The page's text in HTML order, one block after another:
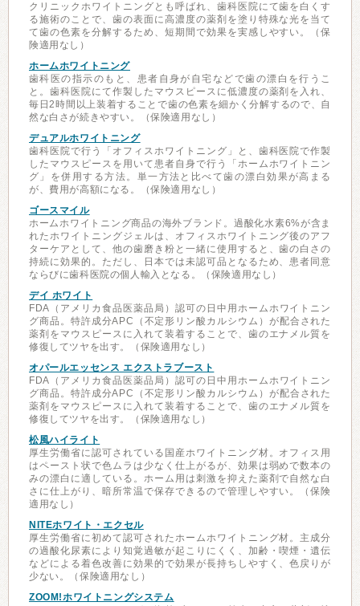
クリニックホワイトニングとも呼ばれ、歯科医院にて歯を白くす
る施術のことで、歯の表面に高濃度の薬剤を塗り特殊な光を当て
て歯の色素を分解するため、短期間で効果を実感しやすい。（保
険適用なし）
ホームホワイトニング
歯科医の指示のもと、患者自身が自宅などで歯の漂白を行うこ
と。歯科医院にて作製したマウスピースに低濃度の薬剤を入れ、
毎日2時間以上装着することで歯の色素を細かく分解するので、自
然な白さが続きやすい。（保険適用なし）
デュアルホワイトニング
歯科医院で行う「オフィスホワイトニング」と、歯科医院で作製
したマウスピースを用いて患者自身で行う「ホームホワイトニン
グ」を併用する方法。単一方法と比べて歯の漂白効果が高まる
が、費用が高額になる。（保険適用なし）
ゴースマイル
ホームホワイトニング商品の海外ブランド。過酸化水素6%が含ま
れたホワイトニングジェルは、オフィスホワイトニング後のアフ
ターケアとして、他の歯磨き粉と一緒に使用すると、歯の白さの
持続に効果的。ただし、日本では未認可品となるため、患者同意
ならびに歯科医院の個人輸入となる。（保険適用なし）
デイ ホワイト
FDA（アメリカ食品医薬品局）認可の日中用ホームホワイトニン
グ商品。特許成分APC（不定形リン酸カルシウム）が配合された
薬剤をマウスピースに入れて装着することで、歯のエナメル質を
修復してツヤを出す。（保険適用なし）
オパールエッセンス エクストラブースト
FDA（アメリカ食品医薬品局）認可の日中用ホームホワイトニン
グ商品。特許成分APC（不定形リン酸カルシウム）が配合された
薬剤をマウスピースに入れて装着することで、歯のエナメル質を
修復してツヤを出す。（保険適用なし）
松風ハイライト
厚生労働省に認可されている国産ホワイトニング材。オフィス用
はペースト状で色ムラは少なく仕上がるが、効果は弱めで数本の
みの漂白に適している。ホーム用は刺激を抑えた薬剤で自然な白
さに仕上がり、暗所常温で保存できるので管理しやすい。（保険
適用なし）
NITEホワイト・エクセル
厚生労働省に初めて認可されたホームホワイトニング材。主成分
の過酸化尿素により知覚過敏が起こりにくく、加齢・喫煙・遺伝
などによる着色改善に効果的で効果が長持ちしやすく、色戻りが
少ない。（保険適用なし）
ZOOM!ホワイトニングシステム